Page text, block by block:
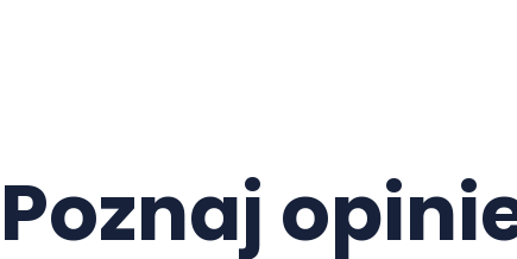
Poznaj